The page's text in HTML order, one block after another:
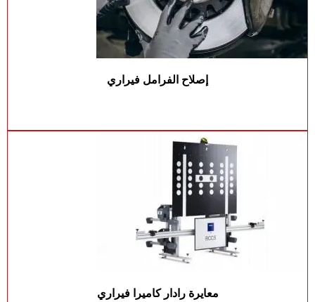
إصلاح الفرامل فيراري
معايرة رادار كاميرا فيراري